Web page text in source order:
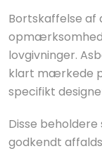
Bortskaffelse
lovgivninger.
klart mærkede
specifikt
Disse
godkendt